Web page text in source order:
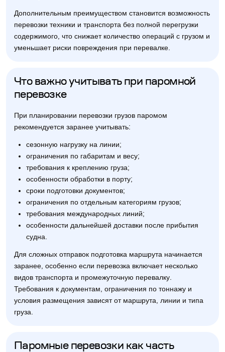
Дополнительным преимуществом становится возможность
перевозки техники и транспорта без полной перегрузки
содержимого, что снижает количество операций с грузом и
уменьшает риски повреждения при перевалке.
Что важно учитывать при паромной
перевозке
При планировании перевозки грузов паромом
рекомендуется заранее учитывать:
сезонную нагрузку на линии;
ограничения по габаритам и весу;
требования к креплению груза;
особенности обработки в порту;
сроки подготовки документов;
ограничения по отдельным категориям грузов;
требования международных линий;
особенности дальнейшей доставки после прибытия
судна.
Для сложных отправок подготовка маршрута начинается
заранее, особенно если перевозка включает несколько
видов транспорта и промежуточную перевалку.
Требования к документам, ограничения по тоннажу и
условия размещения зависят от маршрута, линии и типа
груза.
Паромные перевозки как часть